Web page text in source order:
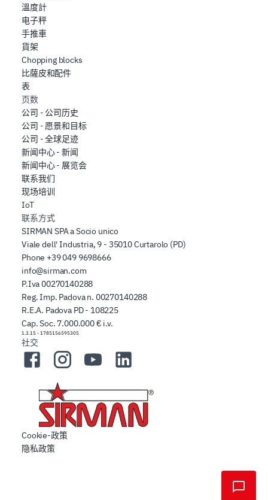
溫度計
电子秤
手推車
貨架
Chopping blocks
比薩皮和配件
表
页数
公司 - 公司历史
公司 - 愿景和目标
公司 - 全球足迹
新闻中心 - 新闻
新闻中心 - 展览会
联系我们
现场培训
IoT
联系方式
SIRMAN SPA a Socio unico
Viale dell' Industria, 9 - 35010 Curtarolo (PD)
Phone +39 049 9698666
info@sirman.com
P.Iva 00270140288
Reg. Imp. Padova n. 00270140288
R.E.A. Padova PD - 108225
Cap. Soc. 7.000.000 € i.v.
1.3.15 - 1785156595305
社交
FacebookInstagramYouTubeLinkedIn
Cookie-政策
隐私政策